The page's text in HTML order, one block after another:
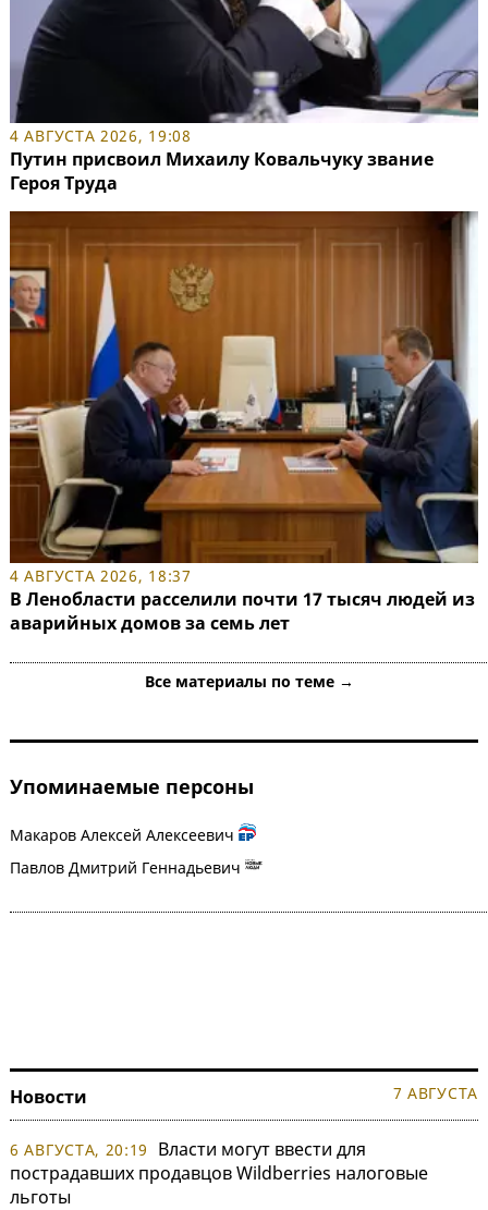
4 АВГУСТА 2026, 19:08
Путин присвоил Михаилу Ковальчуку звание
Героя Труда
4 АВГУСТА 2026, 18:37
В Ленобласти расселили почти 17 тысяч людей из
аварийных домов за семь лет
Все материалы по теме →
Упоминаемые персоны
Макаров Алексей Алексеевич
Павлов Дмитрий Геннадьевич
Новости 7 АВГУСТА
6 АВГУСТА, 20:19
Власти могут ввести для
пострадавших продавцов Wildberries налоговые
льготы